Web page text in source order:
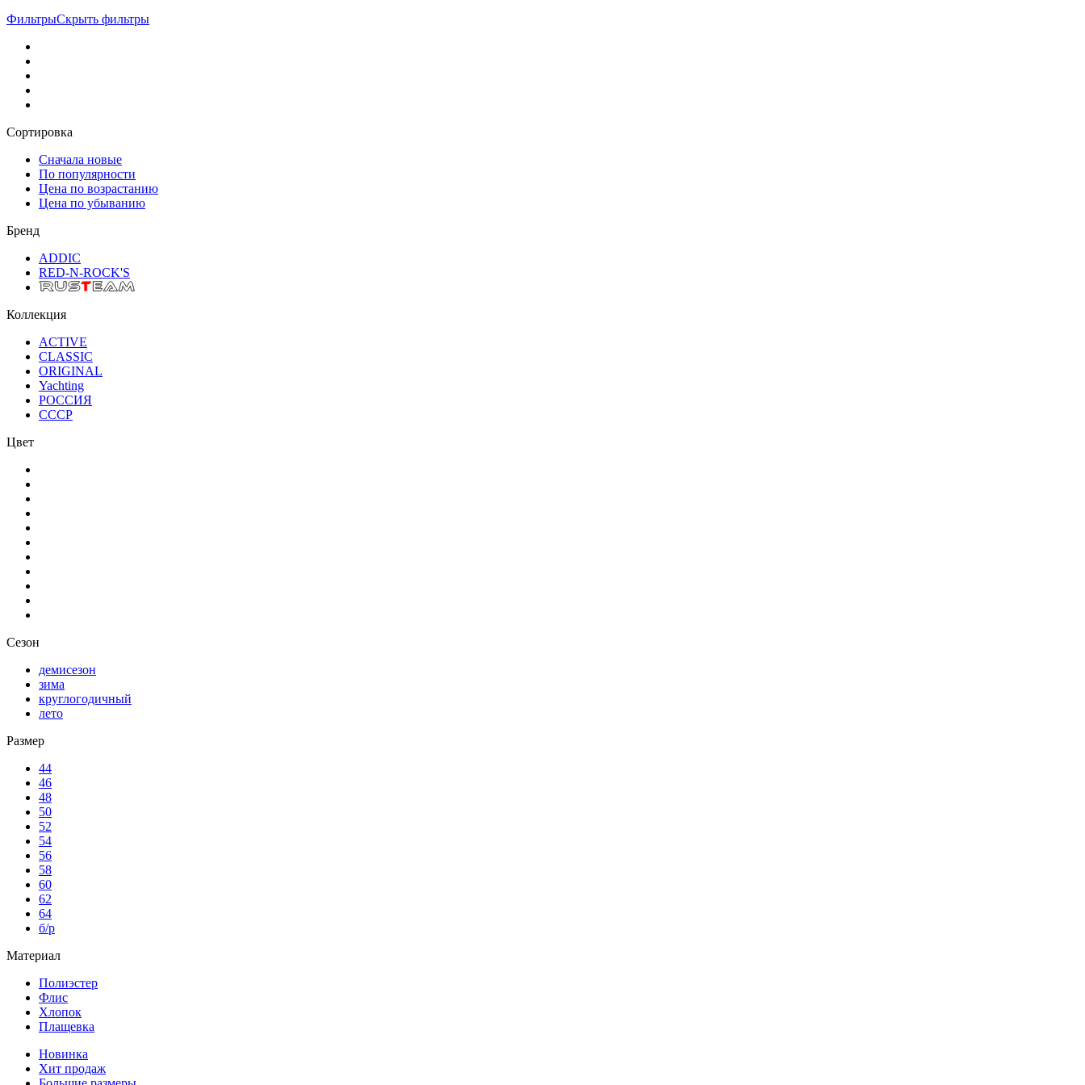
ФильтрыСкрыть фильтры
Сортировка
Сначала новые
По популярности
Цена по возрастанию
Цена по убыванию
Бренд
ADDIC
RED-N-ROCK'S
Коллекция
ACTIVE
CLASSIC
ORIGINAL
Yachting
РОССИЯ
СССР
Цвет
Сезон
демисезон
зима
круглогодичный
лето
Размер
44
46
48
50
52
54
56
58
60
62
64
б/р
Материал
Полиэстер
Флис
Хлопок
Плащевка
Новинка
Хит продаж